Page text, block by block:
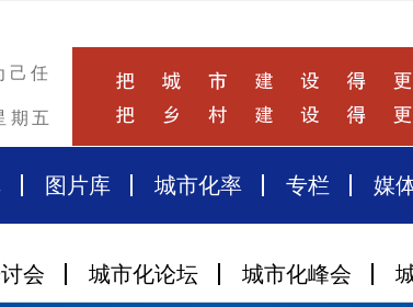
己任
期五
图片库 城市化率 专栏 媒
会 城市化论坛 城市化峰会